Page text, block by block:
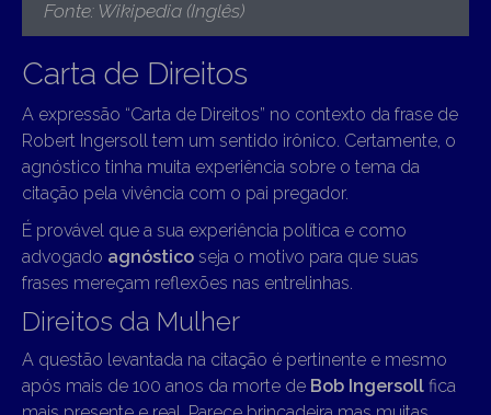
Fonte: Wikipedia (Inglês)
Carta de Direitos
A expressão “Carta de Direitos” no contexto da frase de
Robert Ingersoll tem um sentido irônico. Certamente, o
agnóstico tinha muita experiência sobre o tema da
citação pela vivência com o pai pregador.
É provável que a sua experiência política e como
advogado agnóstico seja o motivo para que suas
frases mereçam reflexões nas entrelinhas.
Direitos da Mulher
A questão levantada na citação é pertinente e mesmo
após mais de 100 anos da morte de Bob Ingersoll fica